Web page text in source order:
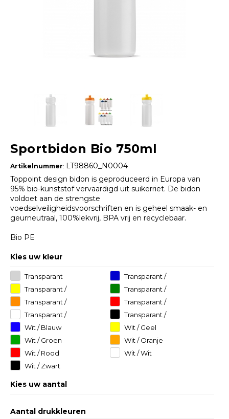
Sportbidon Bio 750ml
Artikelnummer: LT98860_N0004
Toppoint design bidon is geproduceerd in Europa van
95% bio-kunststof vervaardigd uit suikerriet. De bidon
voldoet aan de strengste
voedselveiligheidsvoorschriften en is geheel smaak- en
geurneutraal, 100%lekvrij, BPA vrij en recyclebaar.
Bio PE
Kies uw kleur
Transparant
Transparant /
Transparant /
Transparant /
Transparant /
Transparant /
Transparant /
Transparant /
Zwart
Wit / Blauw
Wit / Geel
Wit / Groen
Wit / Oranje
Wit / Rood
Wit / Wit
Wit / Zwart
Kies uw aantal
Aantal drukkleuren